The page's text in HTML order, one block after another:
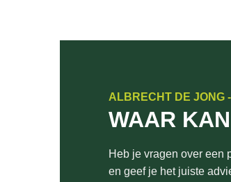
ALBRECHT DE JONG
WAAR
Heb je vragen over een
en geef je het juiste